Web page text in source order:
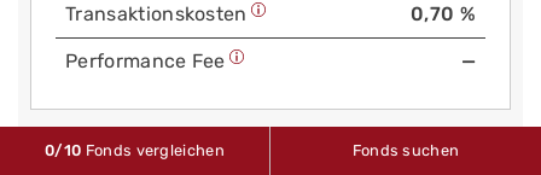
Trans­aktions­kosten 0,70 %
Performance Fee —
0/10 Fonds vergleichen Fonds suchen